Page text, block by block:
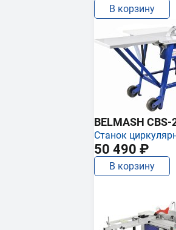
В корзину
BELMASH CBS-
Станок
50 490 ₽
В корзину